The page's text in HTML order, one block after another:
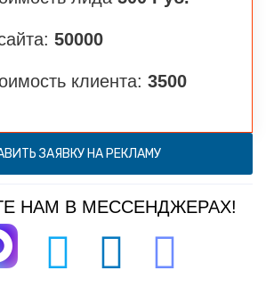
50000
клиента: 3500
ЗАЯВКУ НА РЕКЛАМУ
НАМ В МЕССЕНДЖЕРАХ!